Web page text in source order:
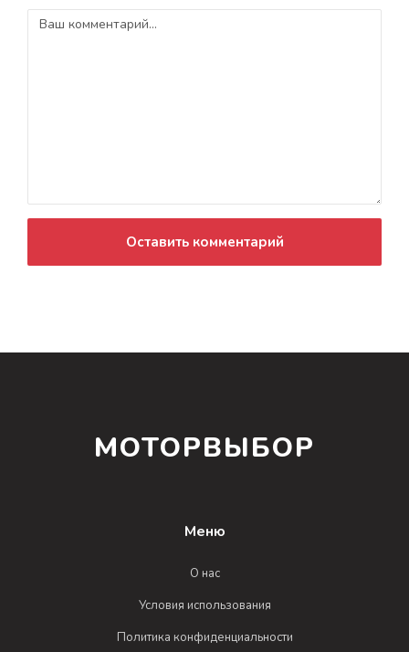
Оставить комментарий
МОТОРВЫБОР
Меню
О нас
Условия использования
Политика конфиденциальности